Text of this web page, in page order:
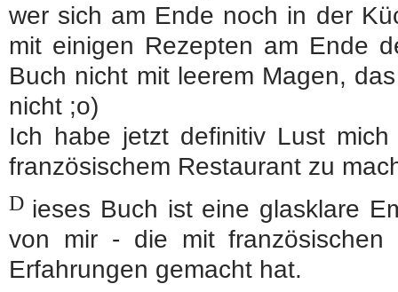
wer sich am Ende noch in der
mit einigen Rezepten am Ende
Buch nicht mit leerem Magen,
nicht ;o)
Ich habe jetzt definitiv Lust
französischem Restaurant zu
D ieses Buch ist eine glasklare
von mir - die mit französischen
Erfahrungen gemacht hat.